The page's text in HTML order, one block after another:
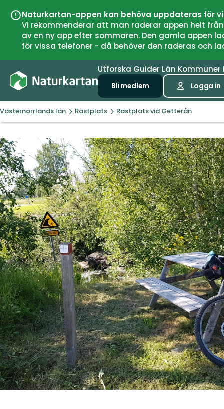
Naturkartan-appen kan behöva uppdateras för
Vi rekommenderar att man raderar appen helt
av en ny app efter sommaren. Den gamla
för vissa telefoner - då behöver den raderas och
Utforska Guider Län Kommuner
Bli medlem Logga in
Västernorrlands län Rastplats Rastplats vid Getterån